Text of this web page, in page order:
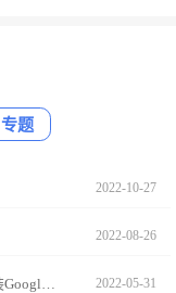
专题
2022-10-27
2022-08-26
如何在Ubuntu 19.10 Eoan Ermine Linux上安装Google Chrome? 2022-05-31